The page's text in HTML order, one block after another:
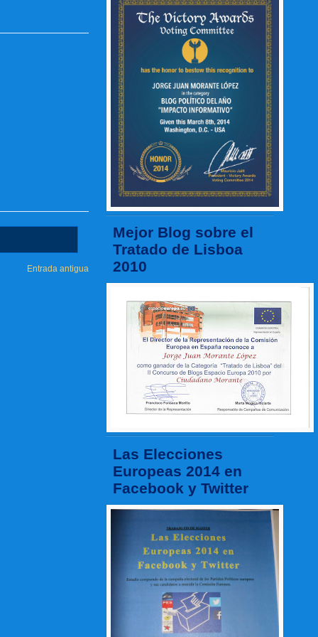
Mejor Blog sobre el
Tratado de Lisboa
2010
Las Elecciones
Europeas 2014 en
Facebook y Twitter
Entrada antigua